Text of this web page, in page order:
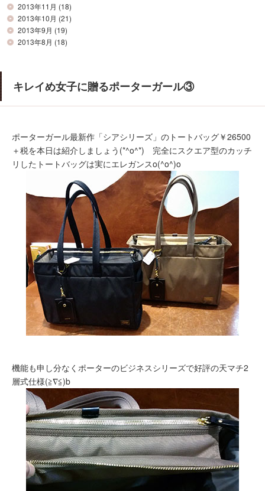
2013年11月 (18)
2013年10月 (21)
2013年9月 (19)
2013年8月 (18)
キレイめ女子に贈るポーターガール③
ポーターガール最新作「シアシリーズ」のトートバッグ￥26500
＋税を本日は紹介しましょう(*^o^*) 完全にスクエア型のカッチ
リしたトートバッグは実にエレガンスo(^o^)o
機能も申し分なくポーターのビジネスシリーズで好評の天マチ2
層式仕様(≧∇≦)b